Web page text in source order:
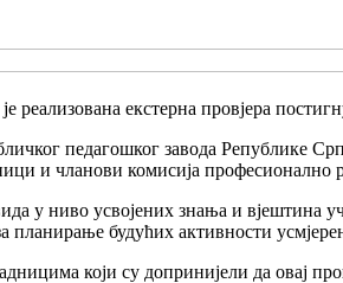
екстерна провјера
педагошког завода Републике
и чланови комисија професионално
у ниво усвојених знања и вјештина
планирање будућих активности
који су допринијели да овај